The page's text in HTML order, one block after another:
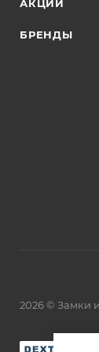
АКЦИИ
БРЕНДЫ
2026 © Замки